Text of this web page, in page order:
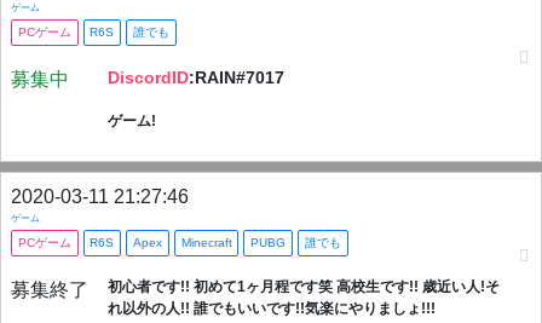
ゲーム
PCゲーム R6S 誰でも
募集中 DiscordID:RAIN#7017
ゲーム!
2020-03-11 21:27:46
ゲーム
PCゲーム R6S Apex Minecraft PUBG 誰でも
募集終了
初心者です!! 初めて1ヶ月程です笑 高校生です!! 歳近い人!そ
れ以外の人!! 誰でもいいです!!気楽にやりましょ!!!